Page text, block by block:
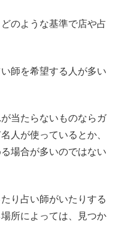
のような基準で店や占
師を希望する人が多い
当たらないものならガ
人が使っているとか、
場合が多いのではない
り占い師がいたりする
所によっては、見つか